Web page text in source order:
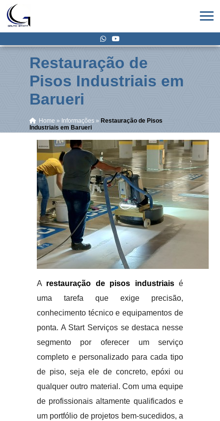
Restauração de
Pisos Industriais em
Barueri
Home » Informações » Restauração de Pisos
Industriais em Barueri
A restauração de pisos industriaisé
uma tarefa que exige precisão,
conhecimento técnico e equipamentos de
ponta. A Start Serviços se destaca nesse
segmento por oferecer um serviço
completo e personalizado para cada tipo
de piso, seja ele de concreto, epóxi ou
qualquer outro material. Com uma equipe
de profissionais altamente qualificados e
um portfólio de projetos bem-sucedidos, a